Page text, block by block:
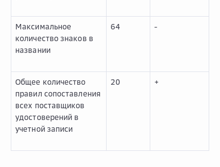
Максимальное
количество знаков в
названии
64 -
Общее количество
правил сопоставления
всех поставщиков
удостоверений в
учетной записи
20 +